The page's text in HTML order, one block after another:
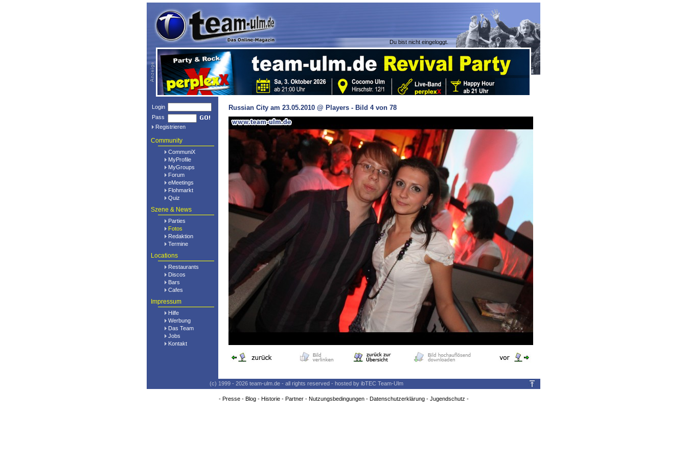
Du bist nicht eingeloggt.
Login
Pass
Registrieren
Community
CommuniX
MyProfile
MyGroups
Forum
eMeetings
Flohmarkt
Quiz
Szene & News
Parties
Fotos
Redaktion
Termine
Locations
Restaurants
Discos
Bars
Cafes
Impressum
Hilfe
Werbung
Das Team
Jobs
Kontakt
Russian City am 23.05.2010 @ Players - Bild 4 von 78
(c) 1999 - 2026 team-ulm.de - all rights reserved - hosted by ibTEC Team-Ulm
- Presse- Blog- Historie- Partner- Nutzungsbedingungen- Datenschutzerklärung- Jugendschutz -